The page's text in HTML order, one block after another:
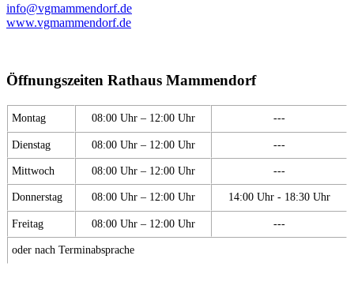
info@vgmammendorf.de
www.vgmammendorf.de
Öffnungszeiten Rathaus Mammendorf
Montag 08:00 Uhr – 12:00 Uhr ---
Dienstag 08:00 Uhr – 12:00 Uhr ---
Mittwoch 08:00 Uhr – 12:00 Uhr ---
Donnerstag 08:00 Uhr – 12:00 Uhr 14:00 Uhr - 18:30 Uhr
Freitag 08:00 Uhr – 12:00 Uhr ---
oder nach Terminabsprache